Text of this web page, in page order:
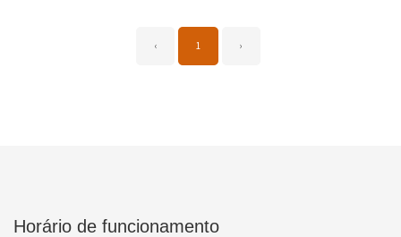
‹ 1 ›
Horário de funcionamento